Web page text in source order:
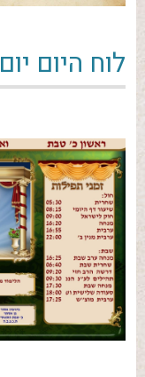
לוח היום יום